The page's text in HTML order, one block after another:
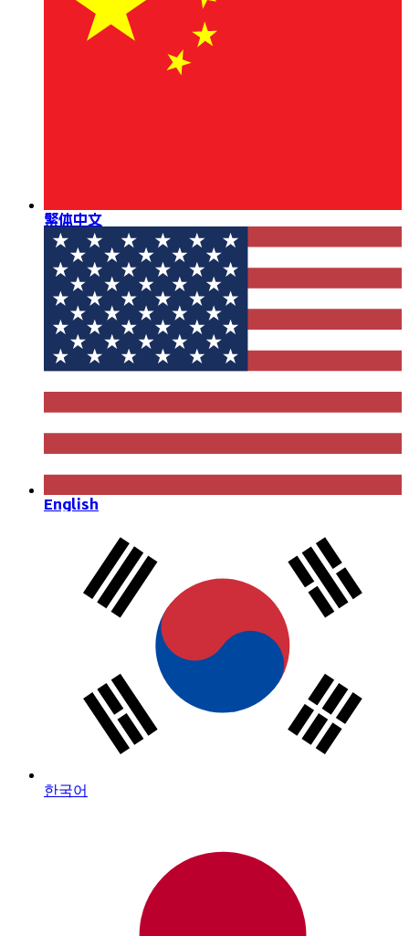
繁体中文
English
한국어